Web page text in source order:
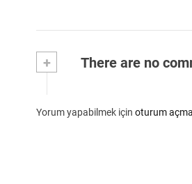
+ There are no
Yorum yapabilmek için oturum